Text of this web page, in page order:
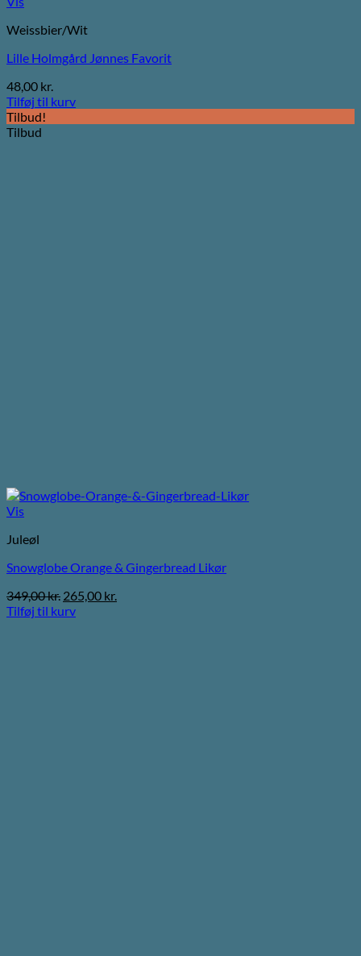
Weissbier/Wit
Lille Holmgård Jønnes Favorit
48,00 kr.
Tilføj til kurv
Tilbud!
Tilbud
Vis
Juleøl
Snowglobe Orange & Gingerbread Likør
349,00kr. Den
oprindelige
265,00 kr.
Tilføj til kurv